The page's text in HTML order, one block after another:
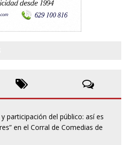
participación del público: así es
en el Corral de Comedias de